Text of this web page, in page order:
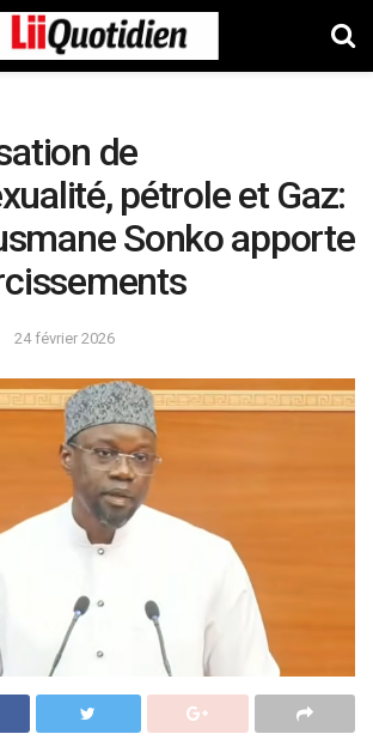
de
pétrole et Gaz:
Sonko apporte
24 février 2026